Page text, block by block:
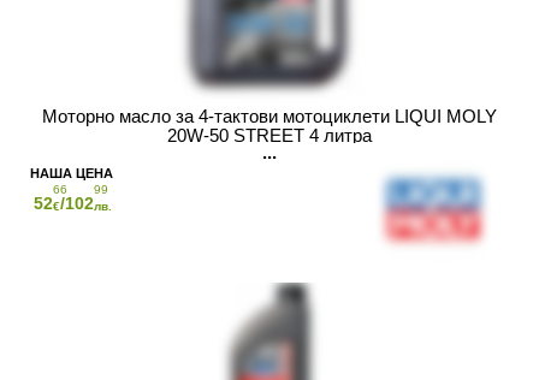
Моторно масло за 4-тактови мотоциклети LIQUI MOLY
20W-50 STREET 4 литра
52
66
€/102
99
лв.